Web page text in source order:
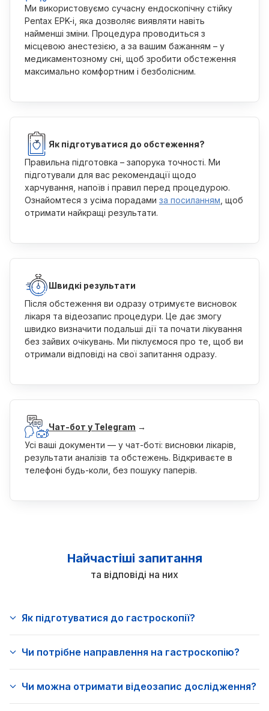
Ми використовуємо сучасну ендоскопічну стійку
Pentax EPK-i, яка дозволяє виявляти навіть
найменші зміни. Процедура проводиться з
місцевою анестезією, а за вашим бажанням – у
медикаментозному сні, щоб зробити обстеження
максимально комфортним і безболісним.
Як підготуватися до обстеження?
Правильна підготовка – запорука точності. Ми
підготували для вас рекомендації щодо
харчування, напоїв і правил перед процедурою.
Ознайомтеся з усіма порадами за посиланням , щоб
отримати найкращі результати.
Швидкі результати
Після обстеження ви одразу отримуєте висновок
лікаря та відеозапис процедури. Це дає змогу
швидко визначити подальші дії та почати лікування
без зайвих очікувань. Ми піклуємося про те, щоб ви
отримали відповіді на свої запитання одразу.
Чат-бот у Telegram →
Усі ваші документи — у чат-боті: висновки лікарів,
результати аналізів та обстежень. Відкриваєте в
телефоні будь-коли, без пошуку паперів.
Найчастіші запитання
та відповіді на них
Як підготуватися до гастроскопії?
Чи потрібне направлення на гастроскопію?
Чи можна отримати відеозапис дослідження?